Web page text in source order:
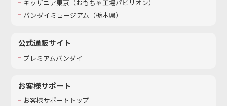
キッザニア東京（おもちゃ工場パビリオン）​
バンダイミュージアム（栃木県）
公式通販サイト
プレミアムバンダイ
お客様サポート
お客様サポートトップ